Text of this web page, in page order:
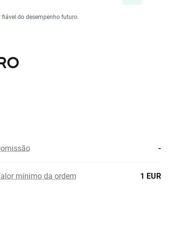
do desempenho futuro.
-
mínimo da ordem 1 EUR